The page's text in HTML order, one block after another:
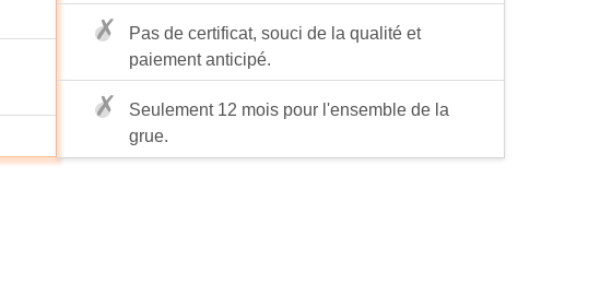
Pas de certificat, souci de la qualité et
paiement anticipé.
Seulement 12 mois pour l'ensemble de la
grue.